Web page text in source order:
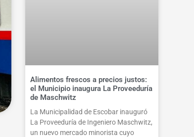
Alimentos frescos a precios justos:
el Municipio inaugura La Proveeduría
de Maschwitz
La Municipalidad de Escobar inauguró
La Proveeduría de Ingeniero Maschwitz,
un nuevo mercado minorista cuyo